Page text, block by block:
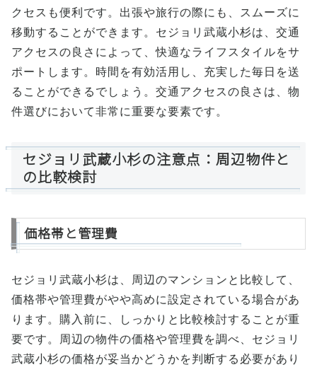
クセスも便利です。出張や旅行の際にも、スムーズに
移動することができます。セジョリ武蔵小杉は、交通
アクセスの良さによって、快適なライフスタイルをサ
ポートします。時間を有効活用し、充実した毎日を送
ることができるでしょう。交通アクセスの良さは、物
件選びにおいて非常に重要な要素です。
セジョリ武蔵小杉の注意点：周辺物件と
の比較検討
価格帯と管理費
セジョリ武蔵小杉は、周辺のマンションと比較して、
価格帯や管理費がやや高めに設定されている場合があ
ります。購入前に、しっかりと比較検討することが重
要です。周辺の物件の価格や管理費を調べ、セジョリ
武蔵小杉の価格が妥当かどうかを判断する必要があり